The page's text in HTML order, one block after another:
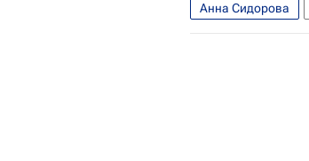
Анна Сидорова